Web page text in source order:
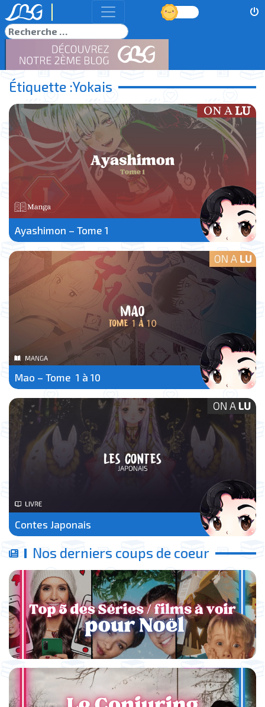
Jour
Rechercher
Étiquette :Yokais
Ayashimon – Tome 1
Mao – Tome 1 à 10
Contes Japonais
Nos derniers coups de coeur